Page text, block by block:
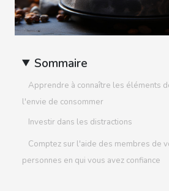
Sommaire
Apprendre à connaître les éléments
l'envie de consommer
Investir dans les distractions
Comptez sur l'aide des membres de
personnes en qui vous avez confiance